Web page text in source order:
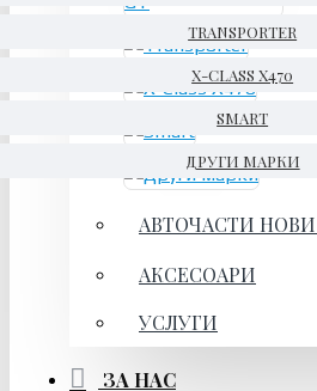
TRANSPORTER
X-CLASS X470
SMART
ДРУГИ МАРКИ
АВТОЧАСТИ НОВИ
АКСЕСОАРИ
УСЛУГИ
ЗА НАС